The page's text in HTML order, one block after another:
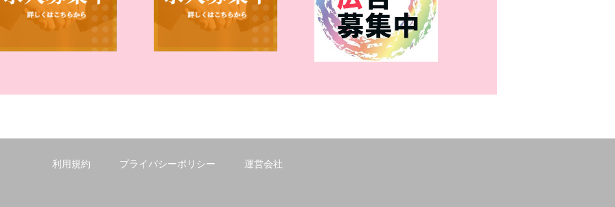
利用規約 プライバシーポリシー 運営会社